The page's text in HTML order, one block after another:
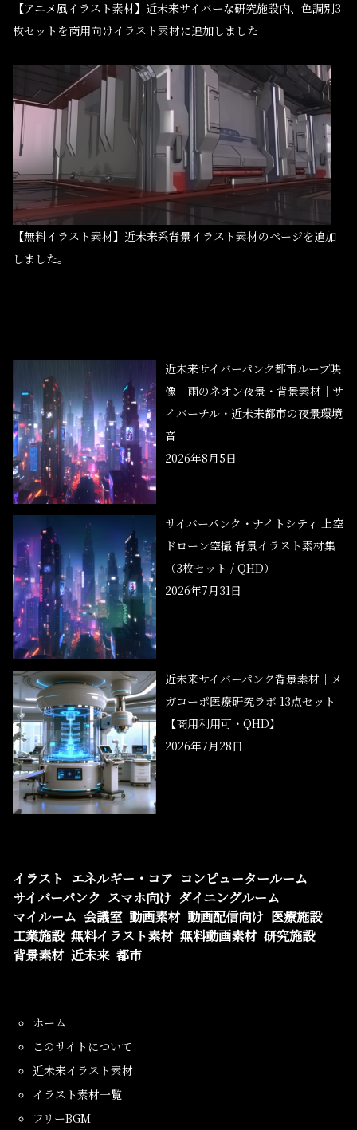
【アニメ風イラスト素材】近未来サイバーな研究施設内、色調別3
枚セットを商用向けイラスト素材に追加しました
【無料イラスト素材】近未来系背景イラスト素材のページを追加
しました。
近未来サイバーパンク都市ループ映
像｜雨のネオン夜景・背景素材｜サ
イバーチル・近未来都市の夜景環境
音
2026年8月5日
サイバーパンク・ナイトシティ 上空
ドローン空撮 背景イラスト素材集
（3枚セット / QHD）
2026年7月31日
近未来サイバーパンク背景素材｜メ
ガコーポ医療研究ラボ 13点セット
【商用利用可・QHD】
2026年7月28日
イラスト エネルギー・コア コンピュータールーム
サイバーパンク スマホ向け ダイニングルーム
マイルーム 会議室 動画素材 動画配信向け 医療施設
工業施設 無料イラスト素材 無料動画素材 研究施設
背景素材 近未来 都市
ホーム
このサイトについて
近未来イラスト素材
イラスト素材一覧
フリーBGM